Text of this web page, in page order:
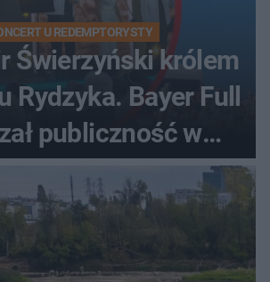
U REDEMPTORYSTY
Świerzyński królem
Rydzyka. Bayer Full
publiczność w
Toruniu